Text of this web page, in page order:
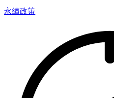
永續政策